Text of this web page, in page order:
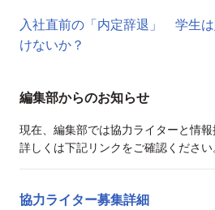
入社直前の「内定辞退」 学生
けないか？
編集部からのお知らせ
現在、編集部では協力ライターと情報
詳しくは下記リンクをご確認ください
協力ライター募集詳細